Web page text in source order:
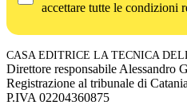
accettare tutte le condizioni
CASA EDITRICE LA TECNICA
Direttore responsabile Alessandro
Registrazione al tribunale di
P.IVA 02204360875